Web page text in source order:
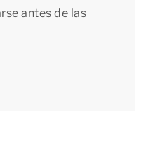
ruedas. Si vienes en
central
wifi gratuita.
antes de las